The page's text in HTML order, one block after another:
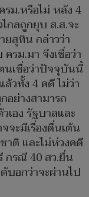
รม.หรือไม่ หลัง 4
กลถูกยุบ ส.ส.จะ
ยสุทิน กล่าวว่า
รม.มา จึงเชื่อว่า
นเชื่อว่าปัจจุบันนี้
วทั้ง 4 คดี ไม่ว่า
อย่างสามารถ
เอง รัฐบาลและ
จะมีเรื่องตื่นเต้น
าติ และไม่ห่วงคดี
กรณี 40 สว.ยื่น
บอกว่าจะผ่านไป